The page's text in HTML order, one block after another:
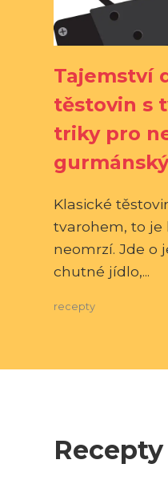
Tajemství
těstovin s
triky pro
Klasické
tvarohem, to je
neomrzí. Jde o
chutné jídlo,...
recepty
Recepty